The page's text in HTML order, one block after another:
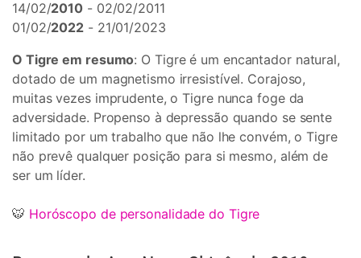
14/02/2010 - 02/02/2011
01/02/2022 - 21/01/2023
O Tigre em resumo: O Tigre é um encantador natural,
dotado de um magnetismo irresistível. Corajoso,
muitas vezes imprudente, o Tigre nunca foge da
adversidade. Propenso à depressão quando se sente
limitado por um trabalho que não lhe convém, o Tigre
não prevê qualquer posição para si mesmo, além de
ser um líder.
🐯 Horóscopo de personalidade do Tigre